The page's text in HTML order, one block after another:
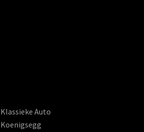
Klassieke Auto
Koenigsegg